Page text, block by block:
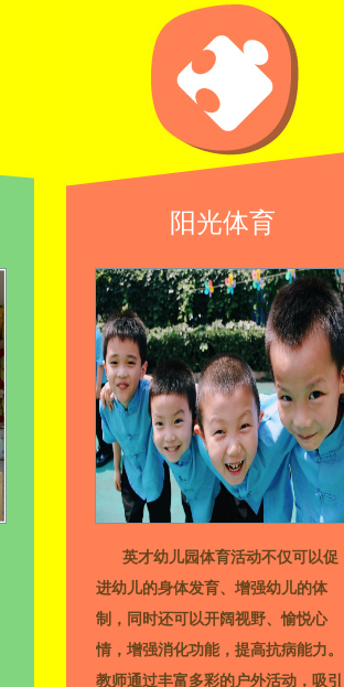
阳光体育
英才幼儿园体育活动不仅可以促
进幼儿的身体发育、增强幼儿的体
制，同时还可以开阔视野、愉悦心
情，增强消化功能，提高抗病能力。
教师通过丰富多彩的户外活动，吸引